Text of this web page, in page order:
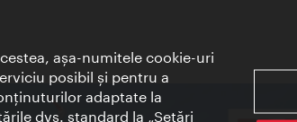
aşa-numitele cookie-uri
posibil şi pentru a
adaptate la
dvs. standard la „Setări